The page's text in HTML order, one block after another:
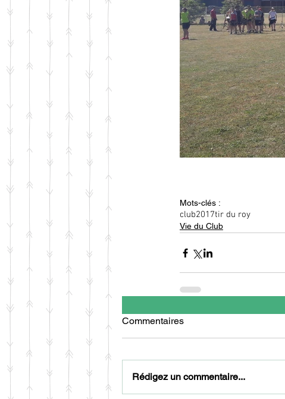
Mots-clés :
club2017tir du roy
Vie du Club
Commentaires
Rédigez un commentaire...